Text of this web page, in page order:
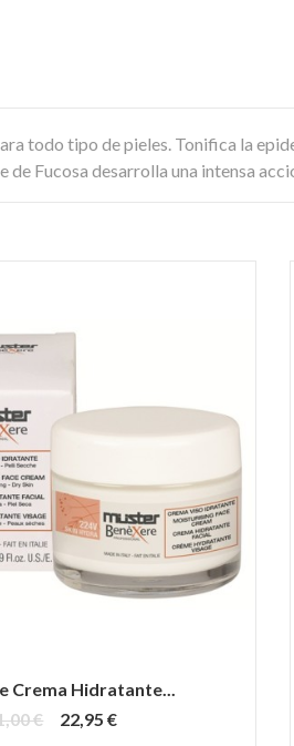
todo tipo de pieles. Tonifica la
Fucosa desarrolla una intensa
Crema Hidratante...
€
22,95 €